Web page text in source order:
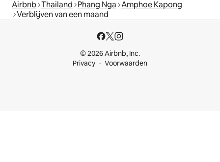
Airbnb Thailand Phang Nga Amphoe Kapong
Verblijven van een maand
© 2026 Airbnb, Inc.
Privacy
Voorwaarden